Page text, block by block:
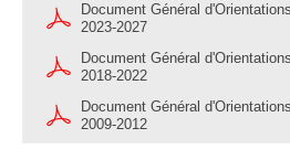
Document Général
2023-2027
Document Général
2018-2022
Document Général
2009-2012